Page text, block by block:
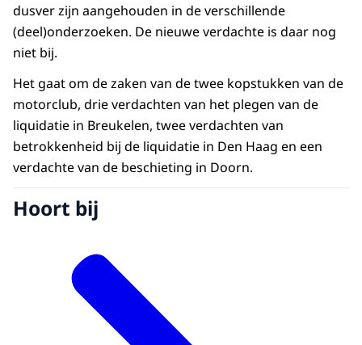
dusver zijn aangehouden in de verschillende
(deel)onderzoeken. De nieuwe verdachte is daar nog
niet bij.
Het gaat om de zaken van de twee kopstukken van de
motorclub, drie verdachten van het plegen van de
liquidatie in Breukelen, twee verdachten van
betrokkenheid bij de liquidatie in Den Haag en een
verdachte van de beschieting in Doorn.
Hoort bij